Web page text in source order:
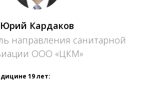
Юрий Кардаков
направления санитарной
ООО «ЦКМ»
19 лет: